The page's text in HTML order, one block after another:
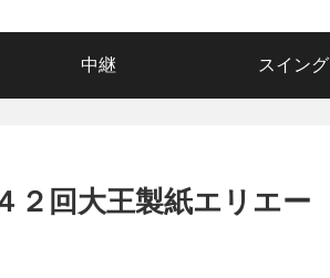
中継 スイング
回大王製紙エリエー